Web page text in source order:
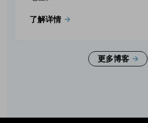
了解详情
更多博客